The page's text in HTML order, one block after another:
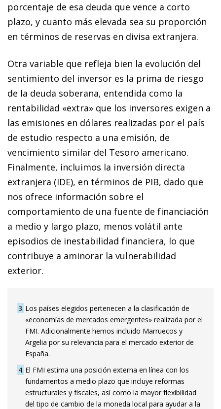
porcentaje de esa deuda que vence a corto
plazo, y cuanto más elevada sea su proporción
en términos de reservas en divisa extranjera.
Otra variable que refleja bien la evolución del
sentimiento del inversor es la prima de riesgo
de la deuda soberana, entendida como la
rentabilidad «extra» que los inversores exigen a
las emisiones en dólares realizadas por el país
de estudio respecto a una emisión, de
vencimiento similar del Tesoro americano.
Finalmente, incluimos la inversión directa
extranjera (IDE), en términos de PIB, dado que
nos ofrece información sobre el
comportamiento de una fuente de financiación
a medio y largo plazo, menos volátil ante
episodios de inestabilidad financiera, lo que
contribuye a aminorar la vulnerabilidad
exterior.
3 Los países elegidos pertenecen a la clasificación de
«economías de mercados emergentes» realizada por el
FMI. Adicionalmente hemos incluido Marruecos y
Argelia por su relevancia para el mercado exterior de
España.
4 El FMI estima una posición externa en línea con los
fundamentos a medio plazo que incluye reformas
estructurales y fiscales, así como la ma­­yor flexibilidad
del tipo de cambio de la moneda local para ayudar a la